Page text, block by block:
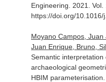
Engineering . 2021.
https://doi.org/
Moyano Campos, Juan
Juan Enrique, Bruno,
Semantic
archaeological
HBIM parameterisation.